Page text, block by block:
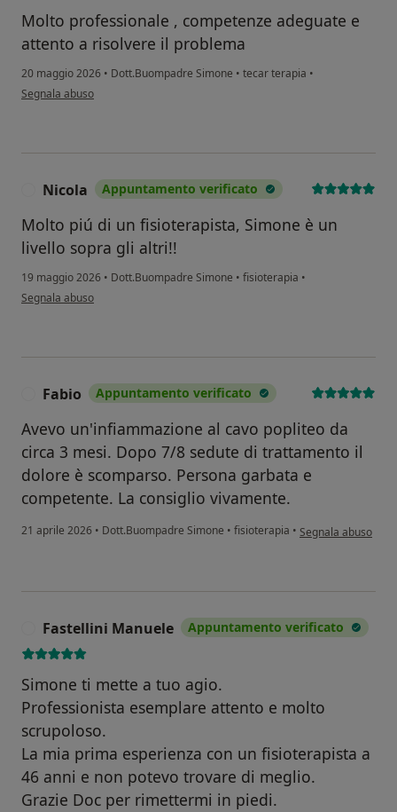
Molto professionale , competenze adeguate e
attento a risolvere il problema
20 maggio 2026 • Dott.Buompadre Simone • tecar terapia •
secondo l'opinione dell'utente G.G.
Segnala abuso
Nicola Appuntamento verificato
Molto piú di un fisioterapista, Simone è un
livello sopra gli altri!!
19 maggio 2026 • Dott.Buompadre Simone • fisioterapia •
secondo l'opinione dell'utente Nicola
Segnala abuso
Fabio Appuntamento verificato
Avevo un'infiammazione al cavo popliteo da
circa 3 mesi. Dopo 7/8 sedute di trattamento il
dolore è scomparso. Persona garbata e
competente. La consiglio vivamente.
21 aprile 2026 • Dott.Buompadre Simone • fisioterapia • secondo l'opinione
Segnala abuso
Fastellini Manuele Appuntamento verificato
Simone ti mette a tuo agio.
Professionista esemplare attento e molto
scrupoloso.
La mia prima esperienza con un fisioterapista a
46 anni e non potevo trovare di meglio.
Grazie Doc per rimettermi in piedi.